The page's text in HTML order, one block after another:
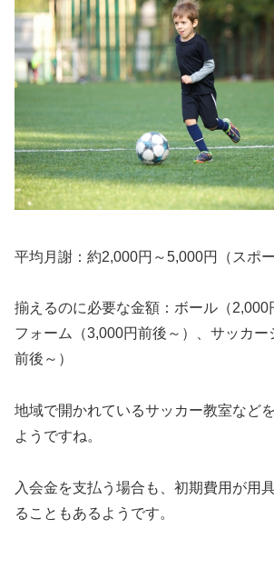
平均月謝 ：約2,000円～5,000円（スポ
揃えるのに必要な金額 ：ボール（
フォーム（3,000円前後～）、サッカー
前後～）
地域で開かれているサッカー教室など
ようですね。
入会金を支払う場合も、初期費用が用
ることもあるようです。